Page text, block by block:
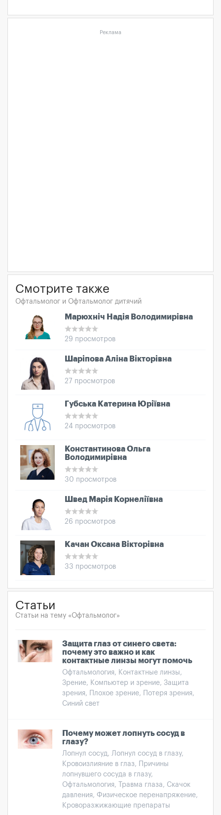
Реклама
Смотрите также
Офтальмолог и Офтальмолог дитячий
Марюхніч Надія Володимирівна
29 просмотров
Шаріпова Аліна Вікторівна
27 просмотров
Губська Катерина Юріївна
24 просмотров
Константинова Ольга
Володимирівна
30 просмотров
Швед Марія Корнеліївна
26 просмотров
Качан Оксана Вікторівна
33 просмотров
Статьи
Статьи на тему «Офтальмолог»
Защита глаз от синего света:
почему это важно и как
контактные линзы могут помочь
Офтальмология, Контактные линзы,
Зрение, Компьютер и зрение, Защита
зрения, Плохое зрение, Потеря зрения,
Синий свет
Почему может лопнуть сосуд в
глазу?
Лопнул сосуд, Лопнул сосуд в глазу,
Кровоизлияние в глаз, Причины
лопнувшего сосуда в глазу,
Офтальмология, Травма глаза, Скачок
давления, Физическое перенапряжение,
Кроворазжижающие препараты